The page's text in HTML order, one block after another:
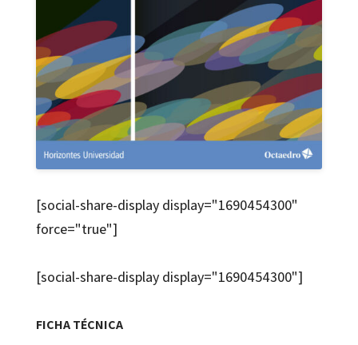
[social-share-display display="1690454300"
force="true"]
[social-share-display display="1690454300"]
FICHA TÉCNICA